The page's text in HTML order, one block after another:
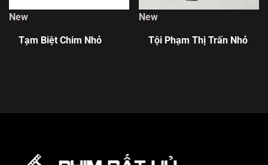
New
Tạm Biệt Chim Nhỏ
New
Tội Phạm Thị Trấn Nhỏ